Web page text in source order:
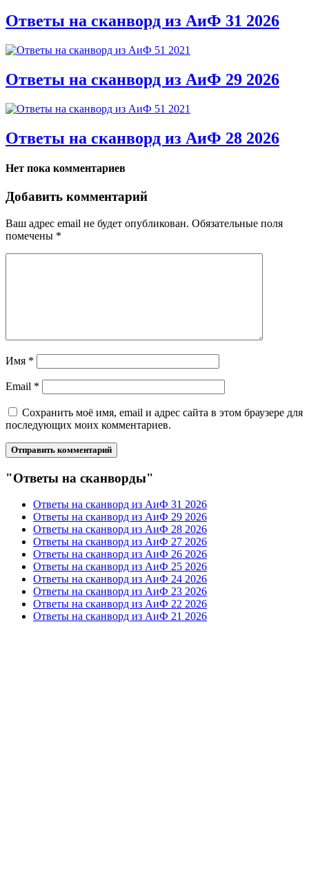
Ответы на сканворд из АиФ 31 2026
Ответы на сканворд из АиФ 29 2026
Ответы на сканворд из АиФ 28 2026
Нет пока комментариев
Добавить комментарий
Ваш адрес email не будет опубликован. Обязательные поля
помечены *
Имя *
Email *
Сохранить моё имя, email и адрес сайта в этом браузере для
последующих моих комментариев.
"Ответы на сканворды"
Ответы на сканворд из АиФ 31 2026
Ответы на сканворд из АиФ 29 2026
Ответы на сканворд из АиФ 28 2026
Ответы на сканворд из АиФ 27 2026
Ответы на сканворд из АиФ 26 2026
Ответы на сканворд из АиФ 25 2026
Ответы на сканворд из АиФ 24 2026
Ответы на сканворд из АиФ 23 2026
Ответы на сканворд из АиФ 22 2026
Ответы на сканворд из АиФ 21 2026